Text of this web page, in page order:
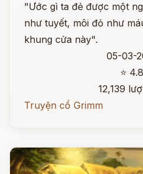
"Ước gì ta đẻ được một
như tuyết, môi đỏ như
khung cửa này".
05-03-
⭐ 4.8
12,139
Truyện cổ Grimm